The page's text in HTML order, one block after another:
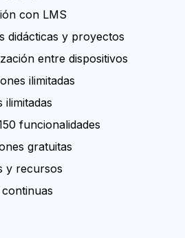
con LMS
didácticas y proyectos
entre dispositivos
ilimitadas
ilimitadas
funcionalidades
gratuitas
y recursos